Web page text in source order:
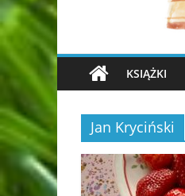
KSIĄŻKI
Jan Kryciński